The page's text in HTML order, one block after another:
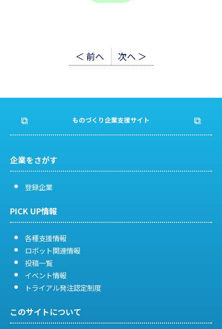
ナ
ビ
ゲ
ー
シ
ョ
ン
＜ 前へ 次へ ＞
ものづくり企業支援サイト
企業をさがす
登録企業
PICK UP情報
各種支援情報
ロボット関連情報
投稿一覧
イベント情報
トライアル発注認定制度
このサイトについて